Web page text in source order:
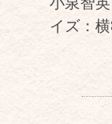
イズ：